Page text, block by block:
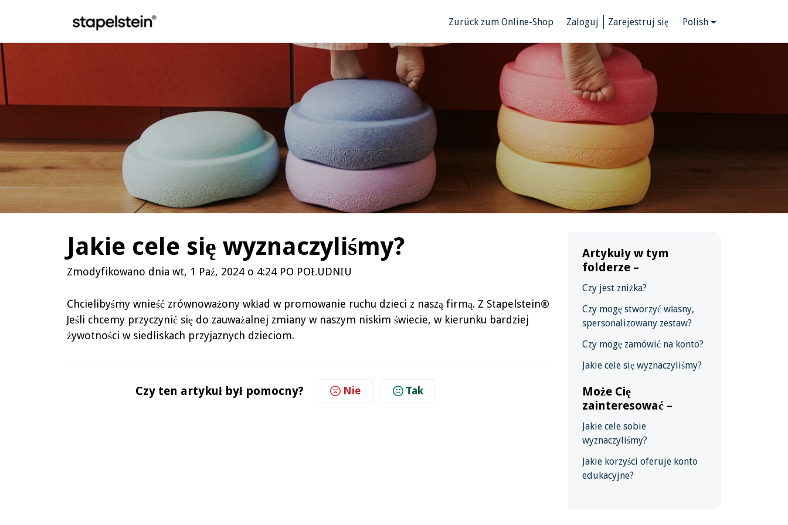
Zurück zum Online-Shop
Zaloguj Zarejestruj się Polish
Jakie cele się wyznaczyliśmy?
Zmodyfikowano dnia wt, 1 Paź, 2024 o 4:24 PO POŁUDNIU
Chcielibyśmy wnieść zrównoważony wkład w promowanie ruchu dzieci z naszą firmą. Z Stapelstein®
Jeśli chcemy przyczynić się do zauważalnej zmiany w naszym niskim świecie, w kierunku bardziej
żywotności w siedliskach przyjaznych dzieciom.
Czy ten artykuł był pomocny? Nie Tak
Artykuły w tym
folderze –
Czy jest zniżka?
Czy mogę stworzyć własny,
spersonalizowany zestaw?
Czy mogę zamówić na konto?
Jakie cele się wyznaczyliśmy?
Może Cię
zainteresować –
Jakie cele sobie
wyznaczyliśmy?
Jakie korzyści oferuje konto
edukacyjne?